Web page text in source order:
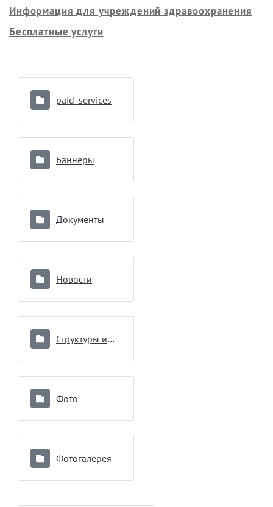
Информация для учреждений здравоохранения
Бесплатные услуги
paid_services
Баннеры
Документы
Новости
Структуры и органы управления
Фото
Фотогалерея